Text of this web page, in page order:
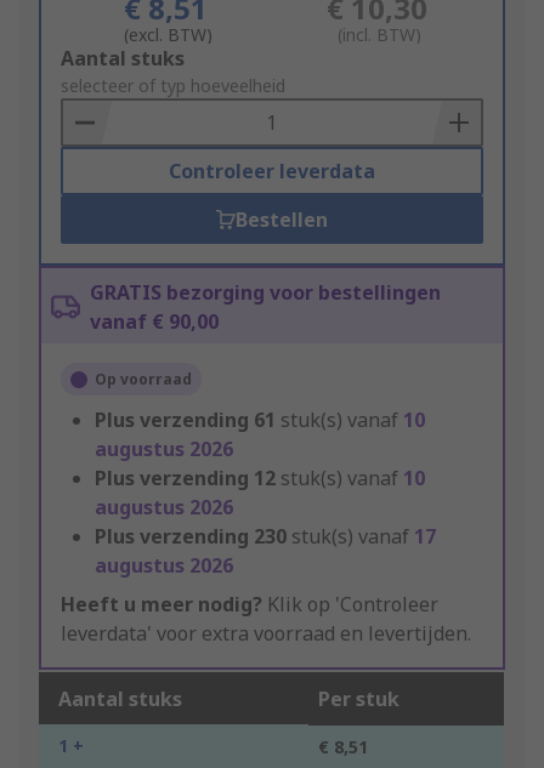
€ 8,51
(excl. BTW)
€ 10,30
(incl. BTW)
Add
to
Basket
Aantal stuks
selecteer of typ hoeveelheid
Controleer leverdata
Bestellen
GRATIS bezorging voor bestellingen
vanaf € 90,00
Op voorraad
Plus verzending 61 stuk(s) vanaf 10
augustus 2026
Plus verzending 12 stuk(s) vanaf 10
augustus 2026
Plus verzending 230 stuk(s) vanaf 17
augustus 2026
Heeft u meer nodig? Klik op 'Controleer
leverdata' voor extra voorraad en levertijden.
Aantal stuks Per stuk
1 + € 8,51